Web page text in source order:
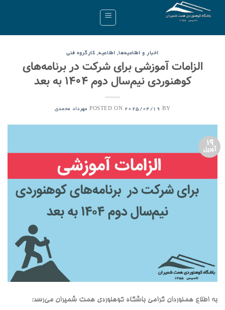
اخبار و اطلاعیه‌ها, اطلاعیه, کارگروه فنی
الزامات آموزشی برای شرکت در برنامه‌های
کوهنوردی نیم‌سال دوم ۱۴۰۴ به بعد
POSTED ON 2025/04/19 BY مهرداد محمدی
19
آوریل
به اطلاع همنوردان گرامی باشگاه کوهنوردی همت شمیران می‌رسد: